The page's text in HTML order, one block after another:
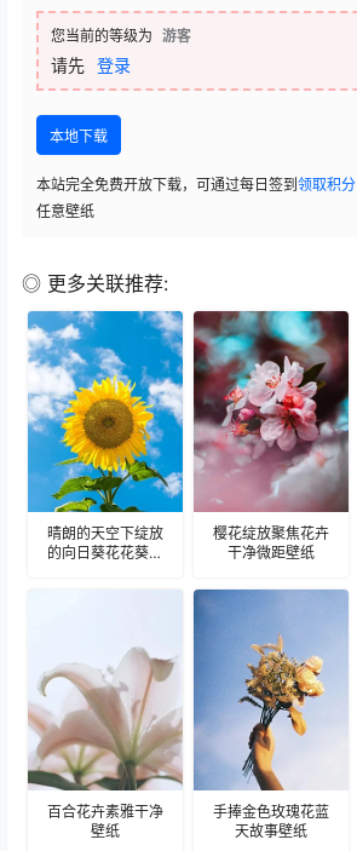
您当前的等级为 游客
请先 登录
本地下载
本站完全免费开放下载，可通过每日签到 领取积分
任意壁纸
◎ 更多关联推荐:
晴朗的天空下绽放
的向日葵花花葵壁
樱花绽放聚焦花卉
干净微距壁纸
百合花卉素雅干净
壁纸
手捧金色玫瑰花蓝
天故事壁纸